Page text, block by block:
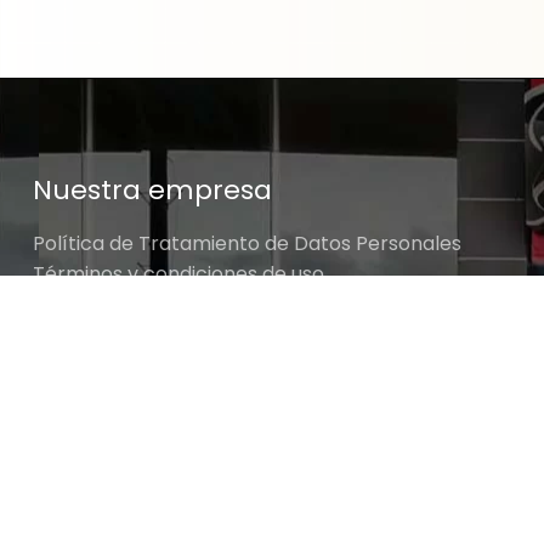
Nuestra empresa
Política de Tratamiento de Datos Personales
Términos y condiciones de uso